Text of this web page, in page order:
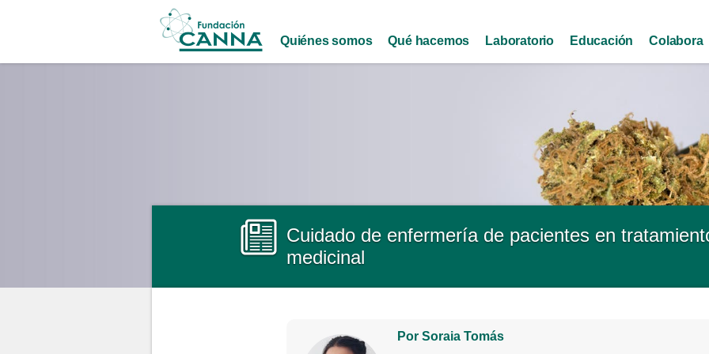
content
Main menu
Quiénes somos Qué hacemos Laboratorio Educación Colabora
Cuidado de enfermería de pacientes en
medicinal
Por Soraia Tomás